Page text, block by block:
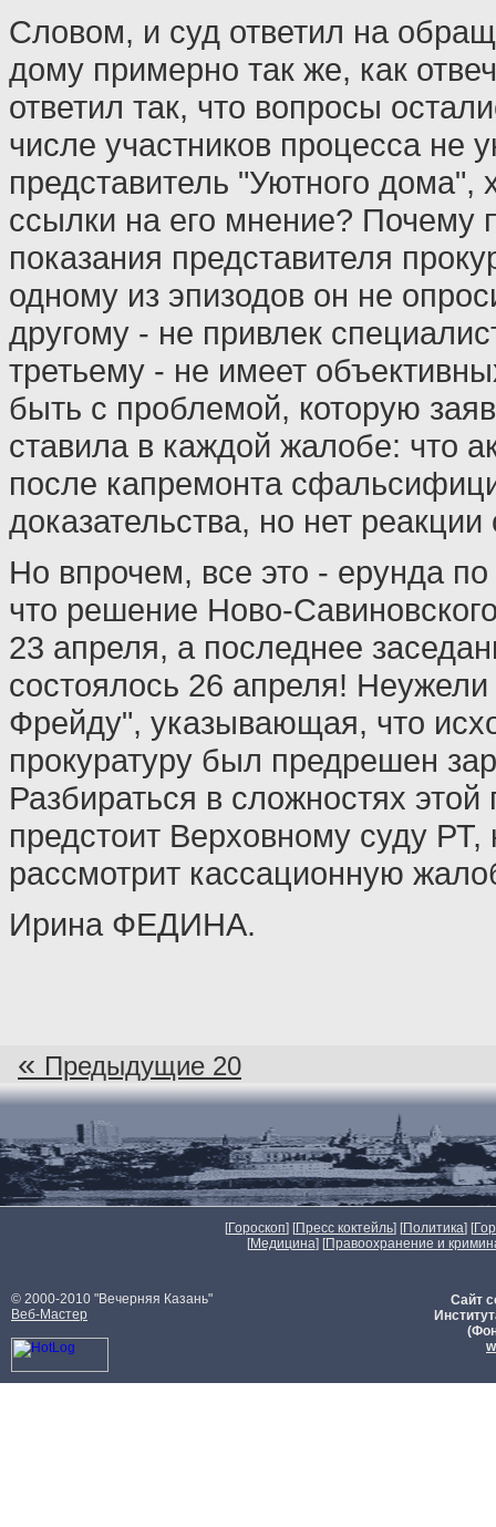
Словом, и суд ответил на
дому примерно так же, как
ответил так, что вопросы
числе участников процесса не
представитель "Уютного дома",
ссылки на его мнение? Почему
показания представителя
одному из эпизодов он не
другому - не привлек
третьему - не имеет
быть с проблемой, которую
ставила в каждой жалобе: что
после капремонта
доказательства, но нет
Но впрочем, все это - ерунда
что решение Ново-
23 апреля, а последнее
состоялось 26 апреля!
Фрейду", указывающая, что
прокуратуру был предрешен
Разбираться в сложностях этой
предстоит Верховному суду
рассмотрит кассационную
Ирина ФЕДИНА.
« Предыдущие 20
[Гороскоп] [Пресс коктейль] [Политика] [
[Медицина] [Правоохранение и
© 2000-2010 "Вечерняя Казань"
Веб-Мастер
Сайт